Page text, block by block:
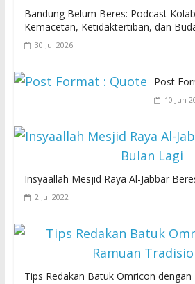
Bandung Belum Beres: Podcast
Kemacetan, Ketidaktertiban, dan
30 Jul 2026
Post
10 Jun
Insyaallah Mesjid Raya Al-Jabbar
2 Jul 2022
Tips Redakan Batuk Omricon